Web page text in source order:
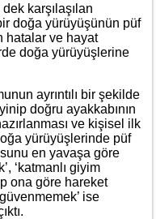
karşılaşılan
doğa yürüyüşünün püf
hatalar ve hayat
doğa yürüyüşlerine
ayrıntılı bir şekilde
doğru ayakkabının
ve kişisel ilk
yürüyüşlerinde püf
en yavaşa göre
‘katmanlı giyim
ona göre hareket
ise